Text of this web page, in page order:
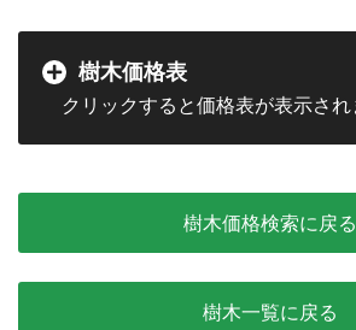
樹木価格表
樹木価格検索に戻る
樹木一覧に戻る